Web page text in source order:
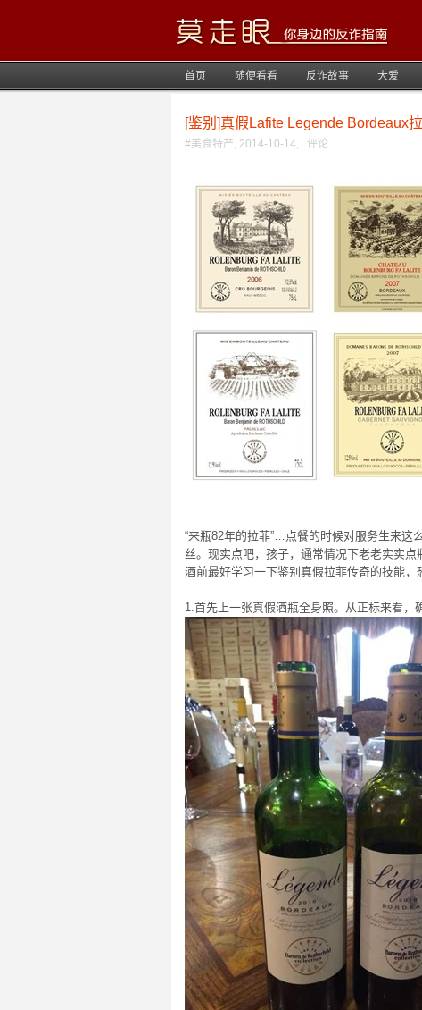
首页 随便看看 反诈故事 大爱
[鉴别]真假Lafite Legende Bordeaux
#美食特产, 2014-10-14, 评论
“来瓶82年的拉菲”…点餐的时候对服务生来这
丝。现实点吧，孩子，通常情况下老老实实
酒前最好学习一下鉴别真假拉菲传奇的技能，
1.首先上一张真假酒瓶全身照。从正标来看，